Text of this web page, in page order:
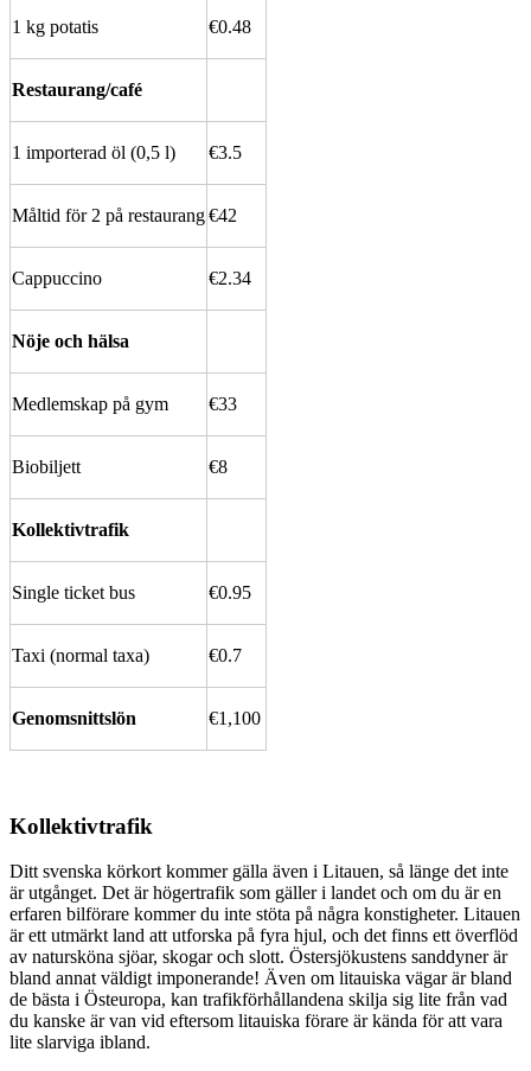
1 kg potatis
€0.48
Restaurang/café
1 importerad öl (0,5 l) €3.5
Måltid för 2 på restaurang€42
Cappuccino €2.34
Nöje och hälsa
Medlemskap på gym €33
Biobiljett €8
Kollektivtrafik
Single ticket bus €0.95
Taxi (normal taxa) €0.7
Genomsnittslön €1,100
Kollektivtrafik
Ditt svenska körkort kommer gälla även i Litauen, så länge det inte
är utgånget. Det är högertrafik som gäller i landet och om du är en
erfaren bilförare kommer du inte stöta på några konstigheter. Litauen
är ett utmärkt land att utforska på fyra hjul, och det finns ett överflöd
av natursköna sjöar, skogar och slott. Östersjökustens sanddyner är
bland annat väldigt imponerande! Även om litauiska vägar är bland
de bästa i Östeuropa, kan trafikförhållandena skilja sig lite från vad
du kanske är van vid eftersom litauiska förare är kända för att vara
lite slarviga ibland.